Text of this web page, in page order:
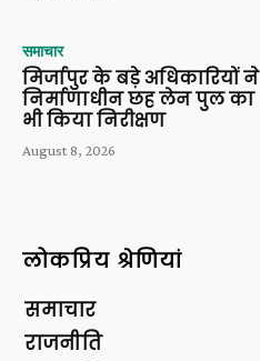
समाचार
मिर्जापुर के बड़े अधिकारियों ने
निर्माणाधीन छह लेन पुल का
भी किया निरीक्षण
August 8, 2026
लोकप्रिय श्रेणियां
समाचार
राजनीति